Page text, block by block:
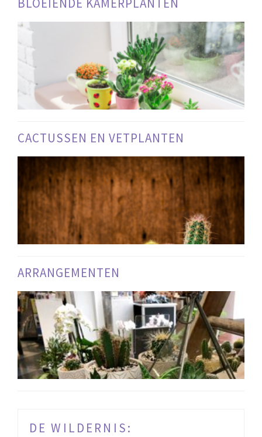
BLOEIENDE KAMERPLANTEN
CACTUSSEN EN VETPLANTEN
ARRANGEMENTEN
DE WILDERNIS: